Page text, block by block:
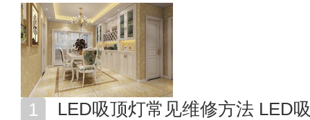
LED吸顶灯常见维修方法 LED